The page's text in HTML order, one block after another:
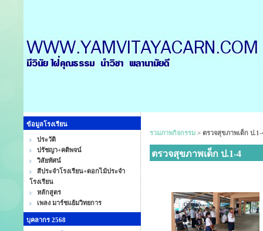
ข้อมูลโรงเรียน
ประวัติ
ปรัชญา+คติพจน์
วิสัยทัศน์
สีประจำโรงเรียน+ดอกไม้ประจำ
โรงเรียน
หลักสูตร
เพลง มาร์ชแย้มวิทยการ
บุคลากร 2568
รวมภาพกิจกรรม > ตรวจสุขภาพเด็ก ป.1-
ตรวจสุขภาพเด็ก ป.1-4